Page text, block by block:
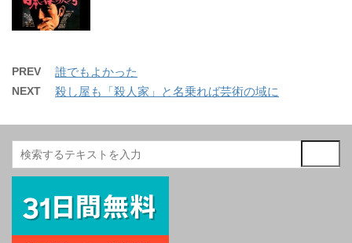
PREV 誰でもよかった
NEXT 殺し屋も「殺人家」と名乗れば芸術の域に